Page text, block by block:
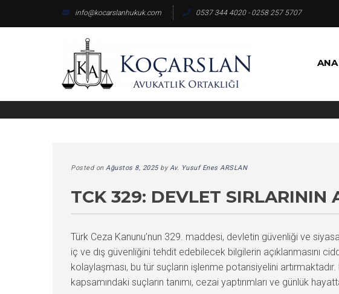
info@kocarslanhukuk.com 0537 344 4020 - 0258 257 5707
Posted on Ağustos 8, 2025byAv. Yusuf Enes ARSLAN
TCK 329: DEVLET SIRLARININ
Türk Ceza Kanunu’nun 329. maddesi, devletin güvenliği ve
iç ve dış güvenliğini tehdit edebilecek bilgilerin açıklanmasını
kolaylaşması, bu tür suçların işlenme potansiyelini
kapsamındaki suçların tanımı, cezai yaptırımları ve günlük